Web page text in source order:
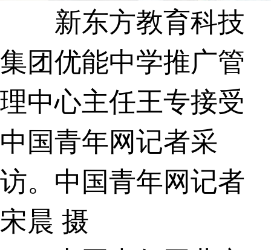
新东方教育科技
集团优能中学推广管
理中心主任王专接受
中国青年网记者采
访。中国青年网记者
宋晨 摄